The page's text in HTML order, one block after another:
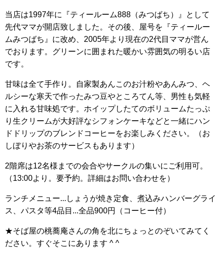
当店は1997年に『ティールーム888（みつばち）』として
先代ママが開店致しました。その後、屋号を『ティールー
ムみつばち』に改め、2005年より現在の2代目ママが営ん
でおります。グリーンに囲まれた暖かい雰囲気の明るい店
です。
甘味は全て手作り。自家製あんこのお汁粉やあんみつ、ヘ
ルシーな寒天で作ったみつ豆やところてん等、男性も気軽
に入れる甘味処です。ホイップしたてのボリュームたっぷ
り生クリームが大好評なシフォンケーキなどと一緒にハン
ドドリップのブレンドコーヒーをお楽しみください。（お
しぼりやお茶のサービスもあります）
2階席は12名様までの会合やサークルの集いにご利用可。
（13:00より。要予約。詳細はお問い合わせを）
ランチメニュー...しょうが焼き定食、煮込みハンバーグライ
ス、パスタ等4品目...全品900円（コーヒー付）
★そば屋の桃蕎庵さんの角を北にちょっとのぞいてみてく
ださい。すぐそこにあります ^ ^